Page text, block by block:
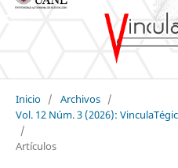
Inicio / Archivos /
Vol. 12 Núm. 3 (2026):
/
Artículos